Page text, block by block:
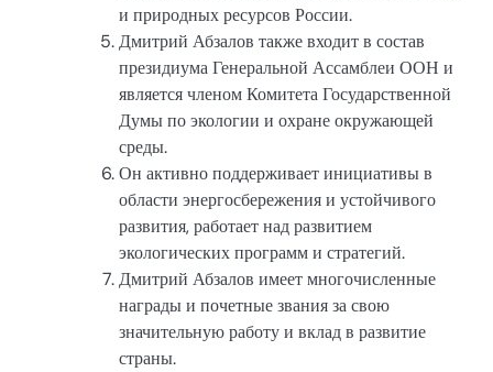
и природных ресурсов России.
Дмитрий Абзалов также входит в состав
президиума Генеральной Ассамблеи ООН и
является членом Комитета Государственной
Думы по экологии и охране окружающей
среды.
Он активно поддерживает инициативы в
области энергосбережения и устойчивого
развития, работает над развитием
экологических программ и стратегий.
Дмитрий Абзалов имеет многочисленные
награды и почетные звания за свою
значительную работу и вклад в развитие
страны.